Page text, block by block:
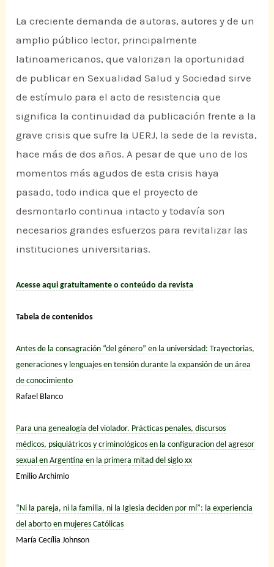
La creciente demanda de autoras, autores y de un
amplio público lector, principalmente
latinoamericanos, que valorizan la oportunidad
de publicar en Sexualidad Salud y Sociedad sirve
de estímulo para el acto de resistencia que
significa la continuidad da publicación frente a la
grave crisis que sufre la UERJ, la sede de la revista,
hace más de dos años. A pesar de que uno de los
momentos más agudos de esta crisis haya
pasado, todo indica que el proyecto de
desmontarlo continua intacto y todavía son
necesarios grandes esfuerzos para revitalizar las
instituciones universitarias.
Acesse aqui gratuitamente o conteúdo da revista
Tabela de contenidos
Antes de la consagración “del género” en la universidad: Trayectorias,
generaciones y lenguajes en tensión durante la expansión de un área
de conocimiento
Rafael Blanco
Para una genealogía del violador. Prácticas penales, discursos
médicos, psiquiátricos y criminológicos en la configuracion del agresor
sexual en Argentina en la primera mitad del siglo xx
Emilio Archimio
“Ni la pareja, ni la familia, ni la Iglesia deciden por mí”: la experiencia
del aborto en mujeres Católicas
María Cecília Johnson